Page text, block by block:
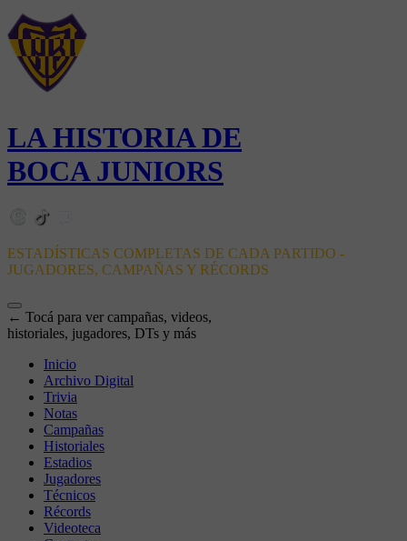
LA HISTORIA DE
BOCA JUNIORS
ESTADÍSTICAS COMPLETAS DE CADA PARTIDO -
JUGADORES, CAMPAÑAS Y RÉCORDS
← Tocá para ver campañas, videos,
historiales, jugadores, DTs y más
Inicio
Archivo Digital
Trivia
Notas
Campañas
Historiales
Estadios
Jugadores
Técnicos
Récords
Videoteca